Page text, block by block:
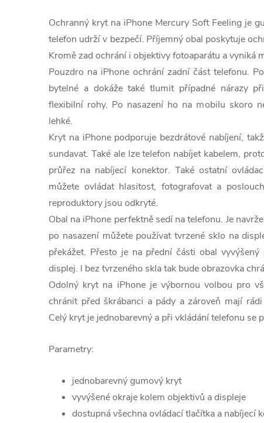
Ochranný kryt na iPhone Mercury Soft Feeling je
telefon udrží v bezpečí. Příjemný obal poskytuje
Kromě zad ochrání i objektivy fotoaparátu a vyniká
Pouzdro na iPhone ochrání zadní část telefonu.
bytelné a dokáže také tlumit případné nárazy
flexibilní rohy. Po nasazení ho na mobilu skoro
lehké.
Kryt na iPhone podporuje bezdrátové nabíjení,
sundavat. Také ale lze telefon nabíjet kabelem,
průřez na nabíjecí konektor. Také ostatní
můžete ovládat hlasitost, fotografovat a
reproduktory jsou odkryté.
Obal na iPhone perfektně sedí na telefonu. Je
po nasazení můžete používat tvrzené sklo na
překážet. Přesto je na přední části obal
displej. I bez tvrzeného skla tak bude obrazovka
Odolný kryt na iPhone je výbornou volbou pro
chránit před škrábanci a pády a zároveň mají
Celý kryt je jednobarevný a při vkládání telefonu se
Parametry:
jednobarevný gumový kryt
vyvýšené okraje kolem objektivů a displeje
dostupná všechna ovládací tlačítka a nabíjecí